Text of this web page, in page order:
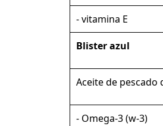
- vitamina E
Blister azul
Aceite de pescado
- Omega-3 (w-3)